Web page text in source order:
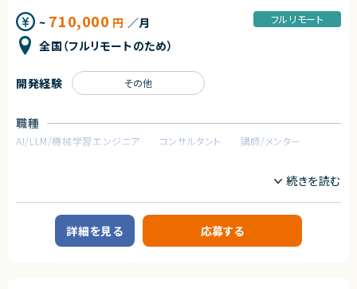
~ 710,000 円 ／月
全国（フルリモートのため）
フルリモート
職種
AI/LLM/機械学習エンジニア コンサルタント 講師/メンター
大手生命保険会社における生成AI活用推進プロジェクトです。
Microsoft Copilot Studioを活用した社内向けAIエージェント開発支援お
よび定着支援をご担当いただきます。
■業務内容
開発経験 その他
詳細を見る 応募する